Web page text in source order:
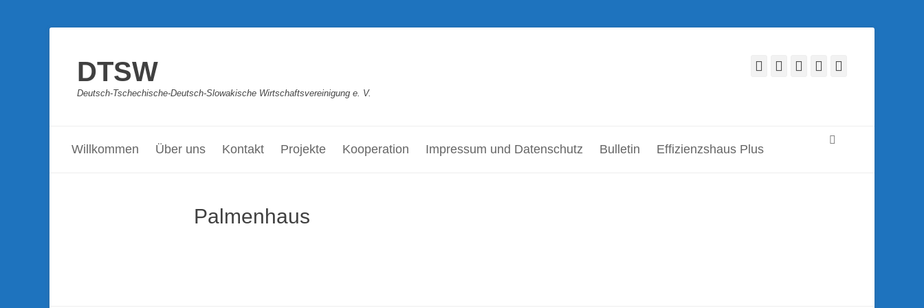
DTSW
Deutsch-Tschechische-Deutsch-Slowakische Wirtschaftsvereinigung e. V.
Facebook
TwitterLinkedInYouTube
Inhalt
Willkommen Über uns Kontakt Projekte Kooperation Impressum und Datenschutz Bulletin Effizienzshaus Plus
Palmenhaus